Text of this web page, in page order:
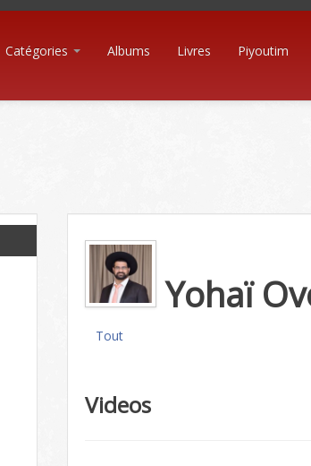
Catégories Albums Livres Piyoutim
Yohaï
Tout
Videos